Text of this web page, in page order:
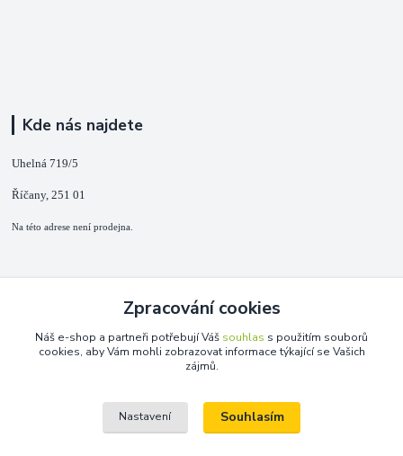
Kde nás najdete
Uhelná 719/5
Říčany, 251 01
Na této adrese není prodejna.
+420 725 889 873
(Po-Ne, 9-18 hod.)
Zpracování cookies
Náš e-shop a partneři potřebují Váš souhlas s použitím souborů
cookies, aby Vám mohli zobrazovat informace týkající se Vašich
zájmů.
Nastavení Souhlasím